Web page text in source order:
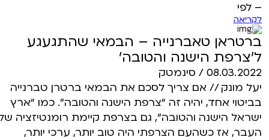
– לפי
לקריאה
ברטראן טאברנייה – הבמאי שהתגעגע
ל’צרפת הישנה והטובה’
08.03.2022 / סינמטק
יעל מונק // אם צריך לסכם את הבמאי ברטרן טברנייה
בביטוי אחד, יהיה זה “צרפת הישנה והטובה”. כמו “ארץ
ישראל הישנה והטובה”, גם בצרפת קיימת רומנטיזציה
העבר, אז כשהעם הצרפתי היה טוב יותר, ערכי יותר,